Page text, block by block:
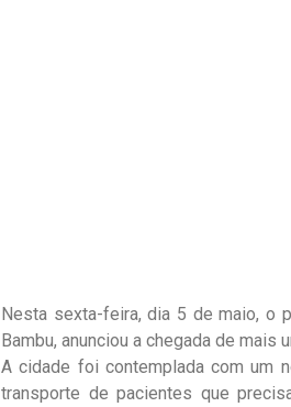
Nesta sexta-feira, dia 5 de maio, o
Bambu, anunciou a chegada de mais
A cidade foi contemplada com um
transporte de pacientes que